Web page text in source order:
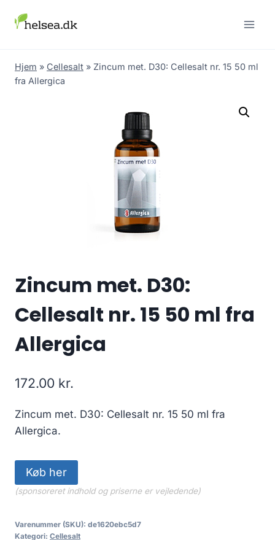
Hjem » Cellesalt » Zincum met. D30: Cellesalt nr. 15 50 ml
fra Allergica
Zincum met. D30:
Cellesalt nr. 15 50 ml fra
Allergica
172.00 kr.
Zincum met. D30: Cellesalt nr. 15 50 ml fra
Allergica.
Køb her
(sponsoreret indhold og priserne er vejledende)
Varenummer (SKU): de1620ebc5d7
Kategori: Cellesalt